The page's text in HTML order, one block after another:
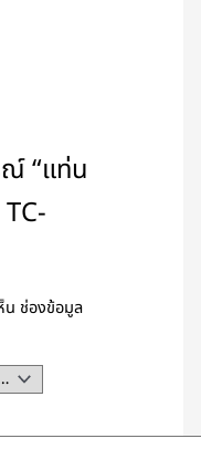
“แท่น
น ช่องข้อมูล